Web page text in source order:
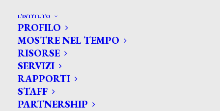
L’ISTITUTO
PROFILO
MOSTRE NEL TEMPO
RISORSE
SERVIZI
RAPPORTI
STAFF
PARTNERSHIP
CERCA TRA GLI ARTISTI:
Search
for: